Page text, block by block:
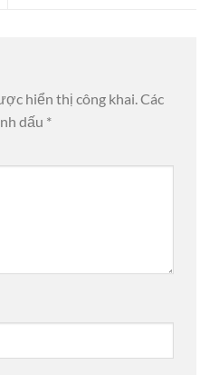
hiển thị công khai. Các
dấu *